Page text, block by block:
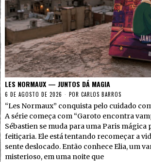
LES NORMAUX — JUNTOS DÁ MAGIA
6 DE AGOSTO DE 2026 POR CARLOS BARROS
“Les Normaux” conquista pelo cuidado
A série começa com “Garoto encontra
Sébastien se muda para uma Paris mágica
feitiçaria. Ele está tentando recomeçar a
sente deslocado. Então conhece Elia, um
misterioso, em uma noite que